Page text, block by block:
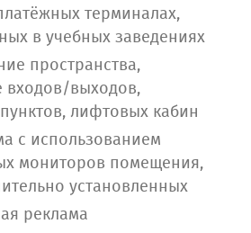
терминалах,
в учебных заведениях
пространства,
выходов,
лифтовых кабин
с использованием
мониторов помещения,
установленных
реклама